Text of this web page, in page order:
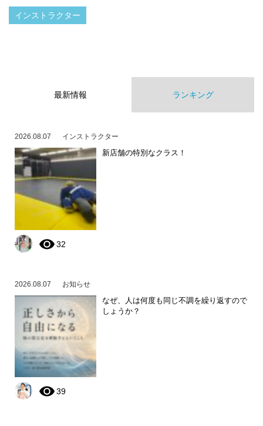
インストラクター
最新情報 ランキング
2026.08.07 インストラクター
新店舗の特別なクラス！
32
2026.08.07 お知らせ
なぜ、人は何度も同じ不調を繰り返すので
しょうか？
39